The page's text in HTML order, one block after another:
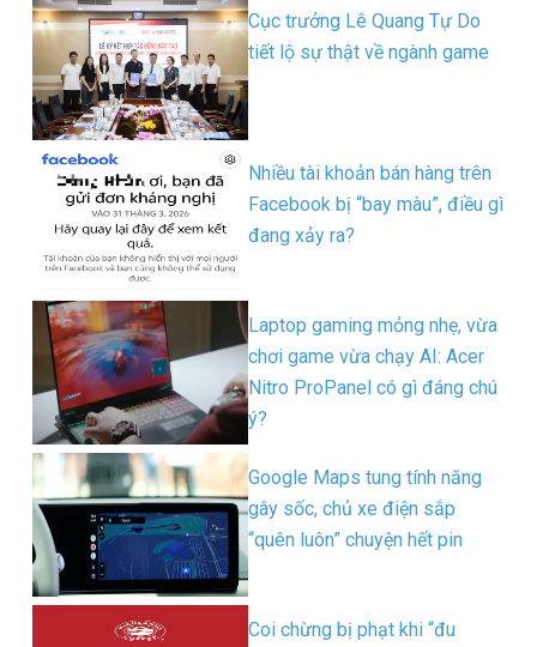
Cục trưởng Lê Quang Tự Do
tiết lộ sự thật về ngành game
Nhiều tài khoản bán hàng trên
Facebook bị “bay màu”, điều gì
đang xảy ra?
Laptop gaming mỏng nhẹ, vừa
chơi game vừa chạy AI: Acer
Nitro ProPanel có gì đáng chú
ý?
Google Maps tung tính năng
gây sốc, chủ xe điện sắp
“quên luôn” chuyện hết pin
Coi chừng bị phạt khi “đu